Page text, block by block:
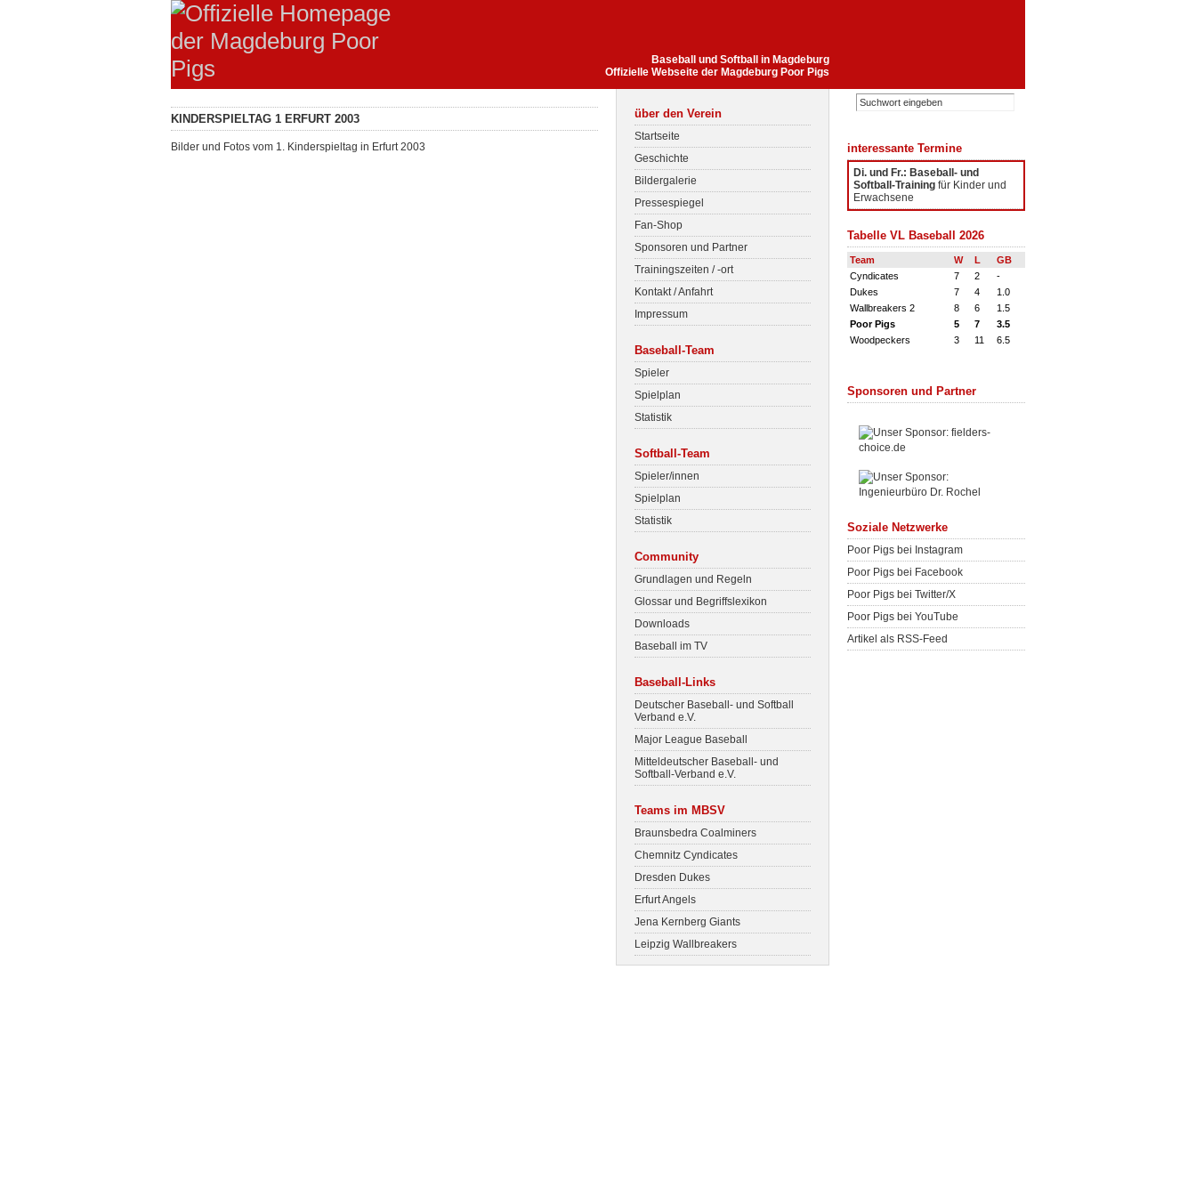
Baseball und Softball in Magdeburg
Offizielle Webseite der Magdeburg Poor Pigs
KINDERSPIELTAG 1 ERFURT 2003
Bilder und Fotos vom 1. Kinderspieltag in Erfurt 2003
über den Verein
Startseite
Geschichte
Bildergalerie
Pressespiegel
Fan-Shop
Sponsoren und Partner
Trainingszeiten / -ort
Kontakt / Anfahrt
Impressum
Baseball-Team
Spieler
Spielplan
Statistik
Softball-Team
Spieler/innen
Spielplan
Statistik
Community
Grundlagen und Regeln
Glossar und Begriffslexikon
Downloads
Baseball im TV
Baseball-Links
Deutscher Baseball- und Softball
Verband e.V.
Major League Baseball
Mitteldeutscher Baseball- und
Softball-Verband e.V.
Teams im MBSV
Braunsbedra Coalminers
Chemnitz Cyndicates
Dresden Dukes
Erfurt Angels
Jena Kernberg Giants
Leipzig Wallbreakers
interessante Termine
Di. und Fr.: Baseball- und
Softball-Training für Kinder und
Erwachsene
Tabelle VL Baseball 2026
Team W L
GB
Cyndicates
7 2
-
Dukes
7 4
1.0
Wallbreakers 2
8 6
1.5
Poor Pigs
5 7
3.5
Woodpeckers
3 11 6.5
Sponsoren und Partner
Soziale Netzwerke
Poor Pigs bei Instagram
Poor Pigs bei Facebook
Poor Pigs bei Twitter/X
Poor Pigs bei YouTube
Artikel als RSS-Feed